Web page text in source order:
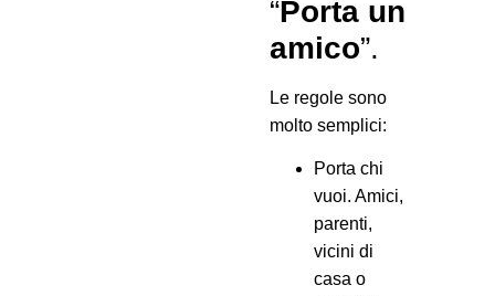
“Porta un
amico”.
Le regole sono
molto semplici:
Porta chi
vuoi. Amici,
parenti,
vicini di
casa o